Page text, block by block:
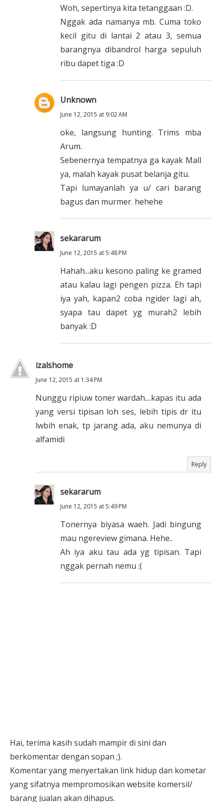
Woh, sepertinya kita tetanggaan :D.
Nggak ada namanya mb. Cuma toko
kecil gitu di lantai 2 atau 3, semua
barangnya dibandrol harga sepuluh
ribu dapet tiga :D
Unknown
June 12, 2015 at 9:02 AM
oke, langsung hunting. Trims mba
Arum.
Sebenernya tempatnya ga kayak Mall
ya, malah kayak pusat belanja gitu.
Tapi lumayanlah ya u/ cari barang
bagus dan murmer. hehehe
sekararum
June 12, 2015 at 5:48 PM
Hahah...aku kesono paling ke gramed
atau kalau lagi pengen pizza. Eh tapi
iya yah, kapan2 coba ngider lagi ah,
syapa tau dapet yg murah2 lebih
banyak :D
izalshome
June 12, 2015 at 1:34 PM
Nunggu ripiuw toner wardah....kapas itu ada
yang versi tipisan loh ses, lebih tipis dr itu
lwbih enak, tp jarang ada, aku nemunya di
alfamidi
Reply
sekararum
June 12, 2015 at 5:49 PM
Tonernya biyasa waeh. Jadi bingung
mau ngereview gimana. Hehe..
Ah iya aku tau ada yg tipisan. Tapi
nggak pernah nemu :(
Hai, terima kasih sudah mampir di sini dan
berkomentar dengan sopan ;).
Komentar yang menyertakan link hidup dan kometar
yang sifatnya mempromosikan website komersil/
barang jualan akan dihapus.